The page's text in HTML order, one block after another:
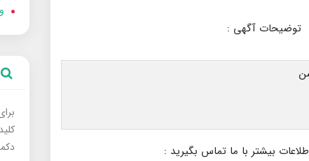
توضیحات آگهی :
بیشتر با ما تماس بگیرید :